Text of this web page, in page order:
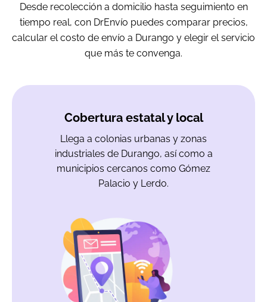
Desde recolección a domicilio hasta seguimiento en
tiempo real, con DrEnvío puedes comparar precios,
calcular el costo de envío a Durango y elegir el servicio
que más te convenga.
Cobertura estatal y local
Llega a colonias urbanas y zonas
industriales de Durango, así como a
municipios cercanos como Gómez
Palacio y Lerdo.